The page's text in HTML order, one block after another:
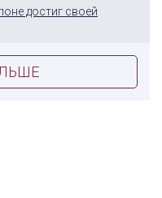
достиг своей